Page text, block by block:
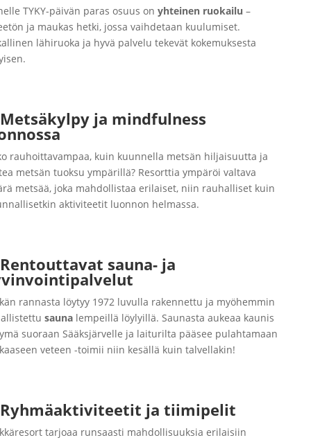
TYKY-päivän paras osuus on yhteinen ruokailu –
ja maukas hetki, jossa vaihdetaan kuulumiset.
lähiruoka ja hyvä palvelu tekevät kokemuksesta
Metsäkylpy ja mindfulness
rauhoittavampaa, kuin kuunnella metsän hiljaisuutta ja
metsän tuoksu ympärillä? Resorttia ympäröi valtava
metsää, joka mahdollistaa erilaiset, niin rauhalliset kuin
aktiviteetit luonnon helmassa.
Rentouttavat sauna- ja
rannasta löytyy 1972 luvulla rakennettu ja myöhemmin
saunalempeillä löylyillä. Saunasta aukeaa kaunis
suoraan Sääksjärvelle ja laiturilta pääsee pulahtamaan
veteen -toimii niin kesällä kuin talvellakin!
Ryhmäaktiviteetit ja tiimipelit
tarjoaa runsaasti mahdollisuuksia erilaisiin